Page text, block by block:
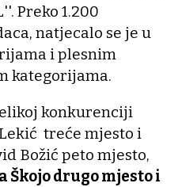
Preko 1.200
natjecalo se je u
i plesnim
kategorijama.
konkurenciji
treće mjesto i
Božić peto mjesto,
drugo mjesto i